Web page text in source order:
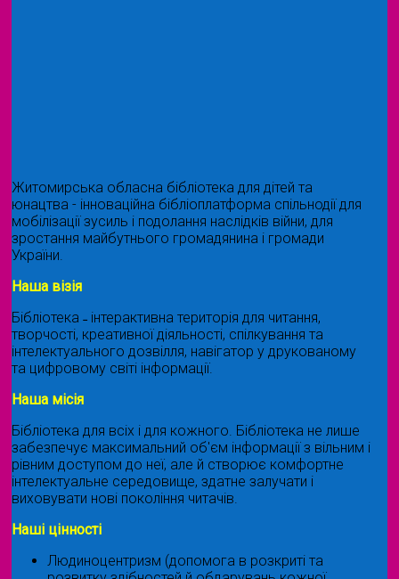
Житомирська обласна бібліотека для дітей та
юнацтва - інноваційна бібліоплатформа спільнодії для
мобілізації зусиль і подолання наслідків війни, для
зростання майбутнього громадянина і громади
України.
Наша візія
Бібліотека ˗ інтерактивна територія для читання,
творчості, креативної діяльності, спілкування та
інтелектуального дозвілля, навігатор у друкованому
та цифровому світі інформації.
Наша місія
Бібліотека для всіх і для кожного. Бібліотека не лише
забезпечує максимальний об'єм інформації з вільним і
рівним доступом до неї, але й створює комфортне
інтелектуальне середовище, здатне залучати і
виховувати нові покоління читачів.
Наші цінності
Людиноцентризм (допомога в розкриті та